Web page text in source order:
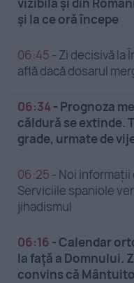
și la ce oră începe
06:45 - Zi decisivă la
află dacă dosarul
06:34- Prognoza
căldură se extinde.
grade, urmate de
06:25 - Noi informații
Serviciile spaniole
jihadismul
06:16 -Calendar
la față a Domnului.
convins că